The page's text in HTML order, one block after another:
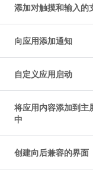
添加对触摸和输入的
向应用添加通知
自定义应用启动
将应用内容添加到主
中
创建向后兼容的界面